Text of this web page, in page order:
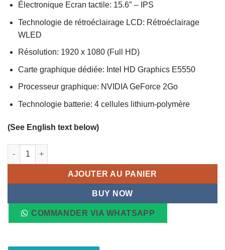
Électronique Ecran tactile: 15.6″ – IPS
Technologie de rétroéclairage LCD: Rétroéclairage
WLED
Résolution: 1920 x 1080 (Full HD)
Carte graphique dédiée: Intel HD Graphics E5550
Processeur graphique: NVIDIA GeForce 2Go
Technologie batterie: 4 cellules lithium-polymère
(See English text below)
quantité de Laptop Dell Latitude E5550 Core i7 5600U - 2.6 GHz
AJOUTER AU PANIER
BUY NOW
COMMANDER VIA WHATSAPP